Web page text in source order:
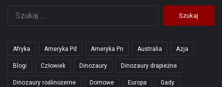
Afryka Ameryka Pd Ameryka Pn Australia Azja
Blogi Człowiek Dinozaury Dinozaury drapieżne
Dinozaury roślinożerne Domowe Europa Gady